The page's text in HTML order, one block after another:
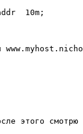
10m;
этого